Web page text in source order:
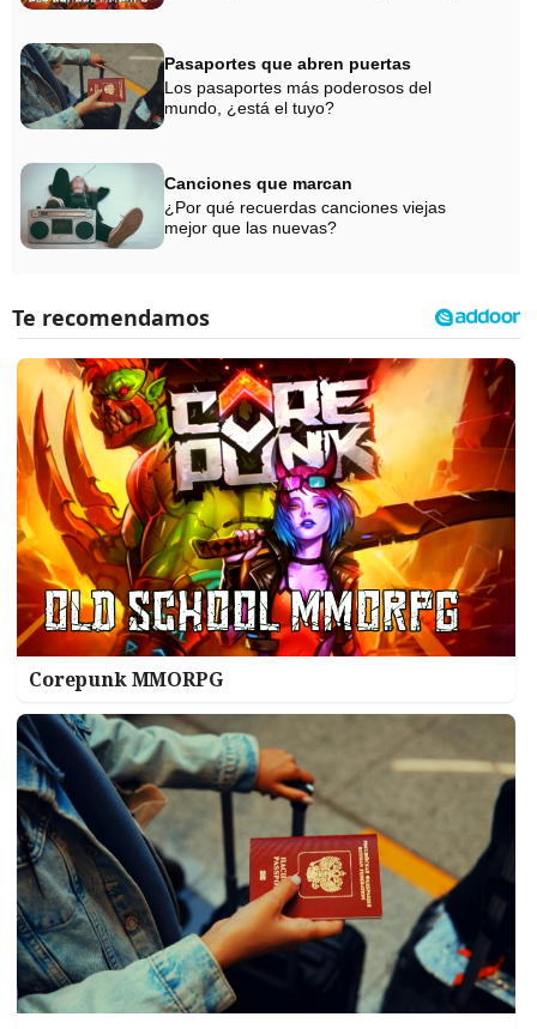
Pasaportes que abren puertas
Los pasaportes más poderosos del
mundo, ¿está el tuyo?
Canciones que marcan
¿Por qué recuerdas canciones viejas
mejor que las nuevas?
Corepunk MMORPG